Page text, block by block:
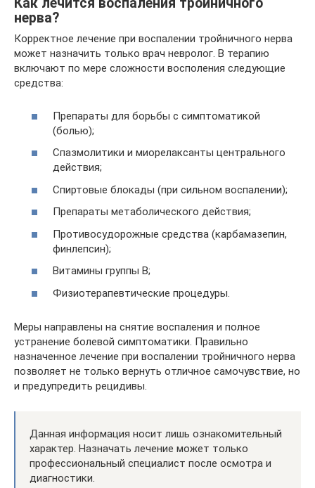
нерва?
Корректное лечение при воспалении тройничного нерва
может назначить только врач невролог. В терапию
включают по мере сложности восполения следующие
средства:
Препараты для борьбы с симптоматикой
(болью);
Спазмолитики и миорелаксанты центрального
действия;
Спиртовые блокады (при сильном воспалении);
Препараты метаболического действия;
Противосудорожные средства (карбамазепин,
финлепсин);
Витамины группы B;
Физиотерапевтические процедуры.
Меры направлены на снятие воспаления и полное
устранение болевой симптоматики. Правильно
назначенное лечение при воспалении тройничного нерва
позволяет не только вернуть отличное самочувствие, но
и предупредить рецидивы.
Данная информация носит лишь ознакомительный
характер. Назначать лечение может только
профессиональный специалист после осмотра и
диагностики.